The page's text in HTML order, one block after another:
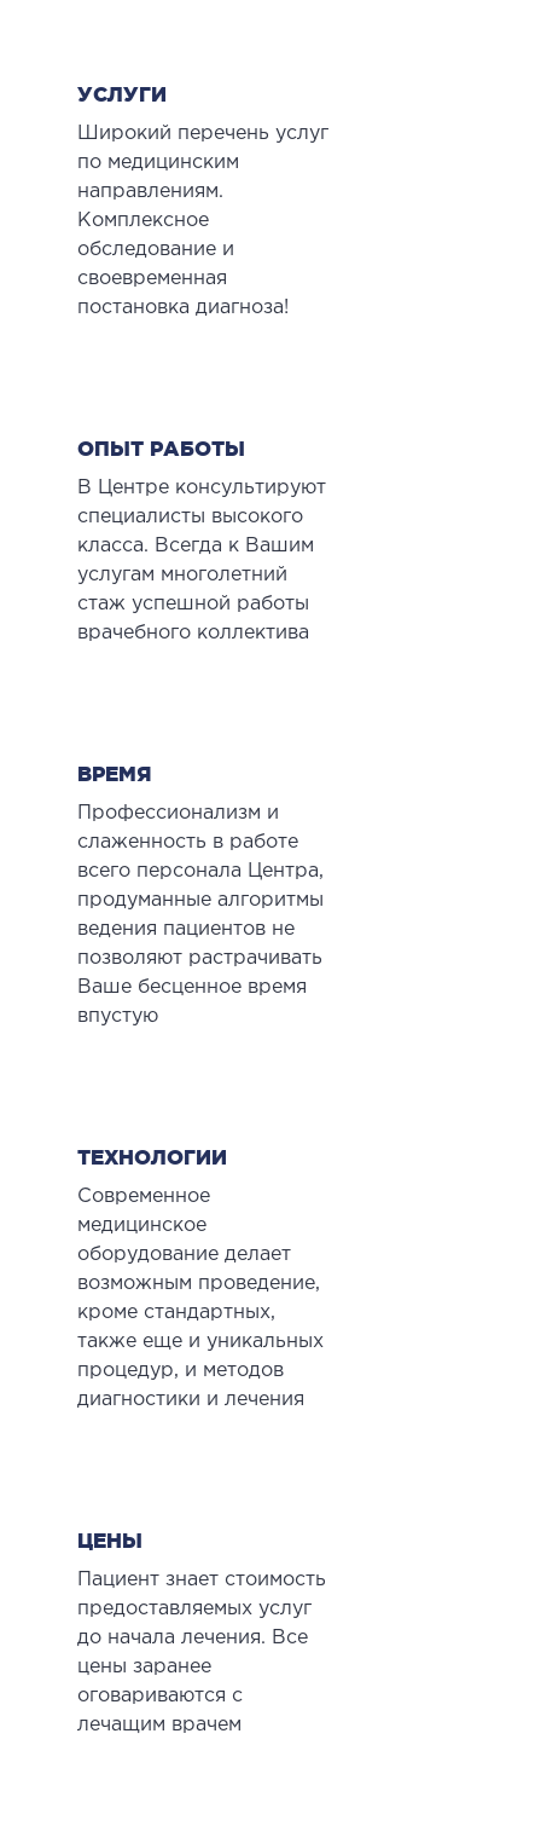
УСЛУГИ
Широкий перечень услуг
по медицинским
направлениям.
Комплексное
обследование и
своевременная
постановка диагноза!
ОПЫТ РАБОТЫ
В Центре консультируют
специалисты высокого
класса. Всегда к Вашим
услугам многолетний
стаж успешной работы
врачебного коллектива
ВРЕМЯ
Профессионализм и
слаженность в работе
всего персонала Центра,
продуманные алгоритмы
ведения пациентов не
позволяют растрачивать
Ваше бесценное время
впустую
ТЕХНОЛОГИИ
Современное
медицинское
оборудование делает
возможным проведение,
кроме стандартных,
также еще и уникальных
процедур, и методов
диагностики и лечения
ЦЕНЫ
Пациент знает стоимость
предоставляемых услуг
до начала лечения. Все
цены заранее
оговариваются с
лечащим врачем